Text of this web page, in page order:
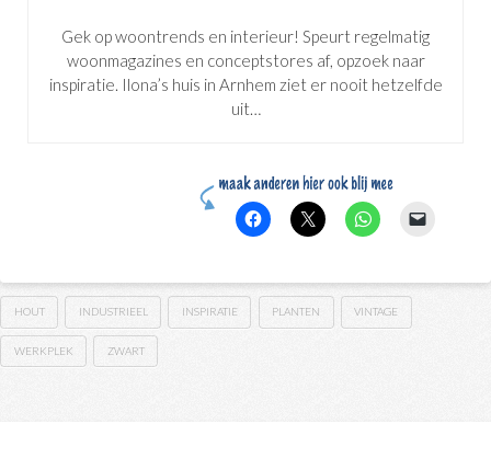
Gek op woontrends en interieur! Speurt regelmatig
woonmagazines en conceptstores af, opzoek naar
inspiratie. Ilona’s huis in Arnhem ziet er nooit hetzelfde
uit…
HOUT INDUSTRIEEL INSPIRATIE PLANTEN VINTAGE
WERKPLEK ZWART